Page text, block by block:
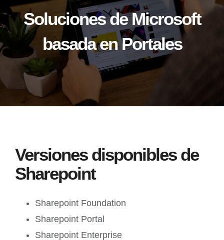
Soluciones de Microsoft
basada en Portales
Versiones disponibles de
Sharepoint
Sharepoint Foundation
Sharepoint Portal
Sharepoint Enterprise